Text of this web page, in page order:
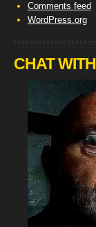
Comments feed
WordPress.org
CHAT